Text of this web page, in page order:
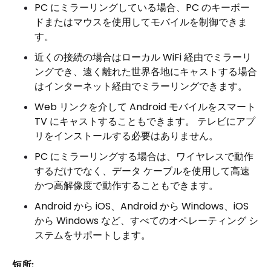
PC にミラーリングしている場合、PC のキーボー
ドまたはマウスを使用してモバイルを制御できま
す。
近くの接続の場合はローカル WiFi 経由でミラーリ
ングでき、遠く離れた世界各地にキャストする場合
はインターネット経由でミラーリングできます。
Web リンクを介して Android モバイルをスマート
TV にキャストすることもできます。 テレビにアプ
リをインストールする必要はありません。
PC にミラーリングする場合は、ワイヤレスで動作
するだけでなく、データ ケーブルを使用して高速
かつ高解像度で動作することもできます。
Android から iOS、Android から Windows、iOS
から Windows など、すべてのオペレーティング シ
ステムをサポートします。